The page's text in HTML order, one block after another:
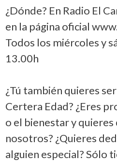
¿Dónde? En Radio El
en la página oficial
Todos los miércoles y
13.00h
¿Tú también quieres
Certera Edad? ¿Eres
o el bienestar y
nosotros? ¿Quieres
alguien especial? Sólo